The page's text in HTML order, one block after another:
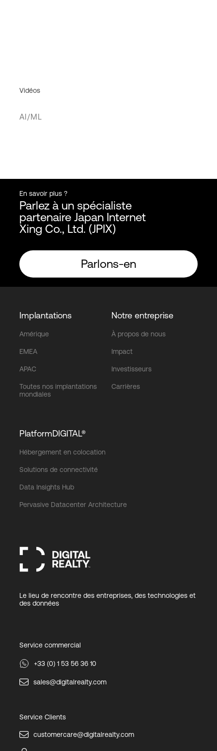
Vidéos
AI/ML
En savoir plus ?
Parlez à un spécialiste
partenaire Japan Internet
Xing Co., Ltd. (JPIX)
Parlons-en
Implantations
Amérique
EMEA
APAC
Toutes nos implantations
mondiales
Notre entreprise
À propos de nous
Impact
Investisseurs
Carrières
PlatformDIGITAL®
Hébergement en colocation
Solutions de connectivité
Data Insights Hub
Pervasive Datacenter Architecture
Le lieu de rencontre des entreprises, des technologies et
des données
Service commercial
+33 (0) 1 53 56 36 10
sales@digitalrealty.com
Service Clients
customercare@digitalrealty.com